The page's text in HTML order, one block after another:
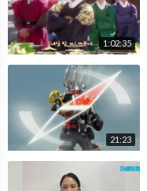
1:02:35
21:23